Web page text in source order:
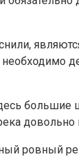
необходимо
довольно
ровный